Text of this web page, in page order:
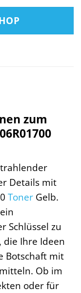
zum
Details mit
Toner Gelb.
Schlüssel zu
die Ihre Ideen
Botschaft mit
Ob im
oder für